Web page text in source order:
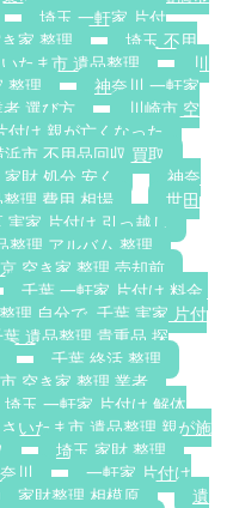
埼玉 一軒家 片付
家 整理
埼玉 不用
いたま市 遺品整理
川
整理
神奈川 一軒家
選び方
川崎市 空
付け 親が亡くなった
浜市 不用品回収 買取
財 処分 安く
神奈
理 費用 相場
世田
実家 片付け 引っ越し
整理 アルバム 整理
空き家 整理 売却前
千葉 一軒家 片付け 料金.
理 自分で. 千葉 実家 片付
遺品整理 貴重品 探
千葉 終活 整理
空き家 整理 業者
埼玉 一軒家 片付け 解体
さいたま市 遺品整理 親が施
埼玉 家財 整理
川
一軒家 片付け
家財整理 相模原
遺